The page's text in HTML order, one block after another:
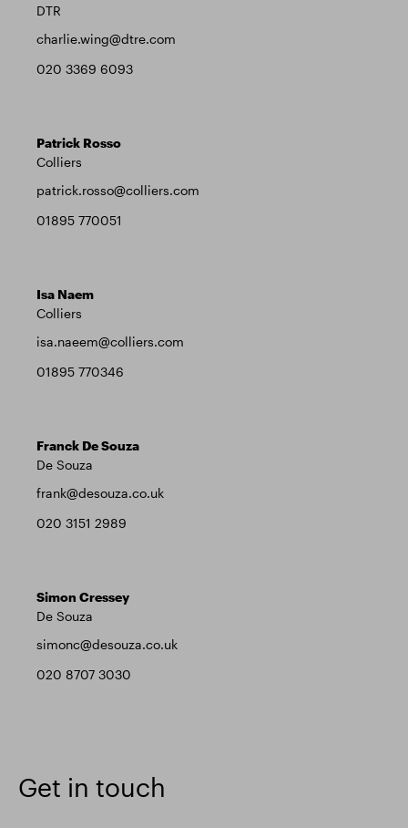
DTR
charlie.wing@dtre.com
020 3369 6093
Patrick Rosso
Colliers
patrick.rosso@colliers.com
01895 770051
Isa Naem
Colliers
isa.naeem@colliers.com
01895 770346
Franck De Souza
De Souza
frank@desouza.co.uk
020 3151 2989
Simon Cressey
De Souza
simonc@desouza.co.uk
020 8707 3030
Get in touch